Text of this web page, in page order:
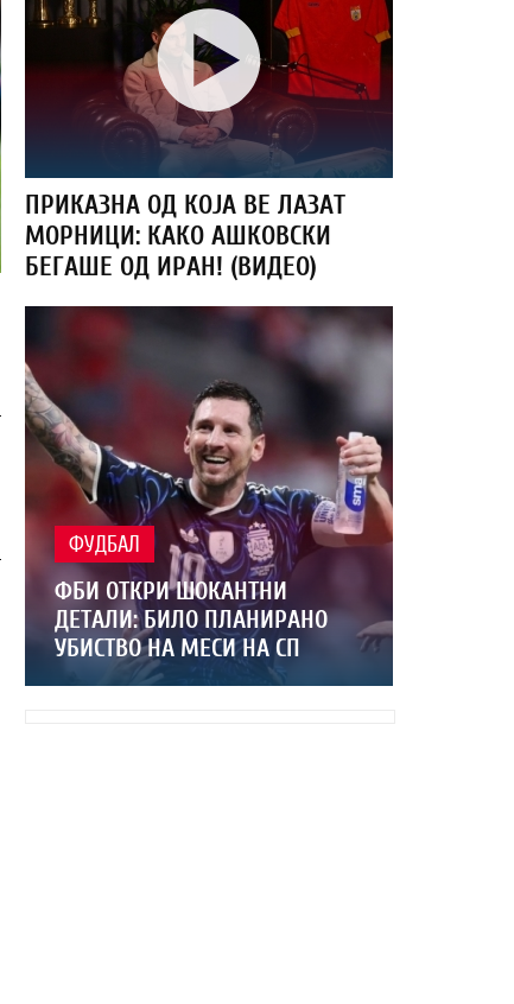
ПРИКАЗНА ОД КОЈА ВЕ ЛАЗАТ
МОРНИЦИ: КАКО АШКОВСКИ
БЕГАШЕ ОД ИРАН! (ВИДЕО)
ФУДБАЛ
ФБИ ОТКРИ ШОКАНТНИ
ДЕТАЛИ: БИЛО ПЛАНИРАНО
УБИСТВО НА МЕСИ НА СП